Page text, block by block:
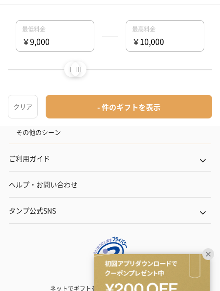
記念日
結婚記念日
出産内祝い
その他のシーン
ご利用ガイド
ヘルプ・お問い合わせ
タンプ公式SNS
ネットでギフトを贈るなら | TANP（タンプ）